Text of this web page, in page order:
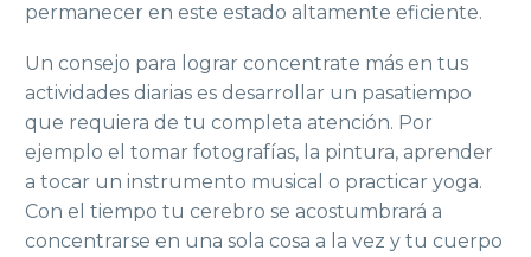
permanecer en este estado altamente eficiente.
Un consejo para lograr concentrate más en tus
actividades diarias es desarrollar un pasatiempo
que requiera de tu completa atención. Por
ejemplo el tomar fotografías, la pintura, aprender
a tocar un instrumento musical o practicar yoga.
Con el tiempo tu cerebro se acostumbrará a
concentrarse en una sola cosa a la vez y tu cuerpo